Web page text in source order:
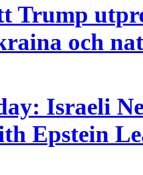
Trump
och
Israeli
Epstein